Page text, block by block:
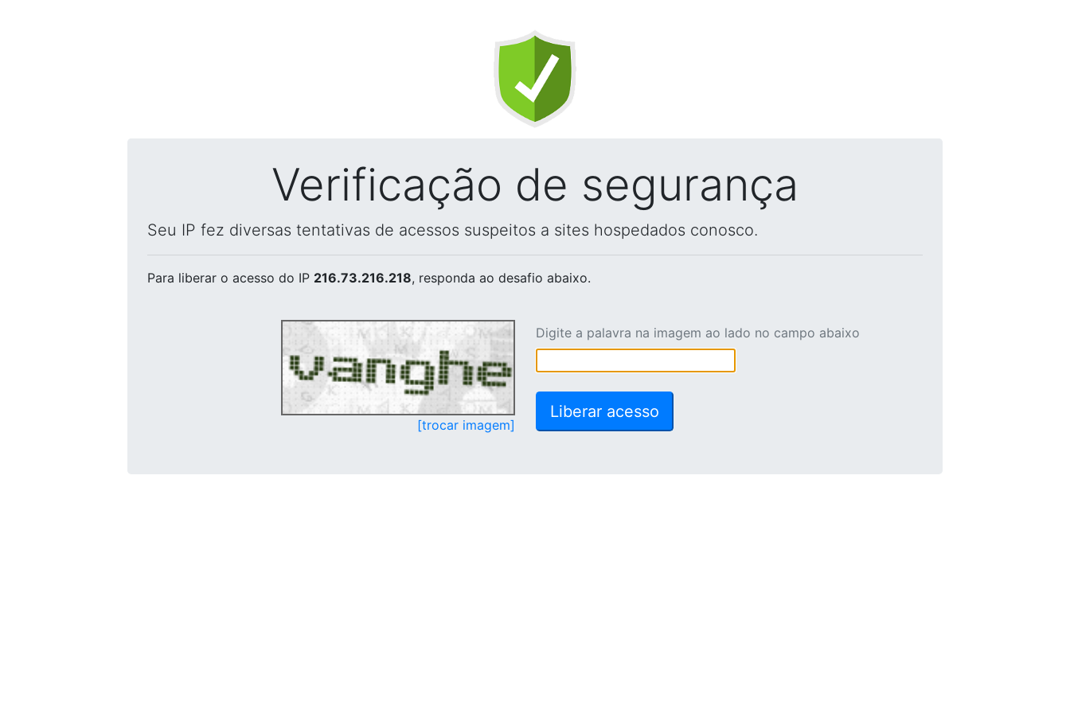
Verificação de segurança
Seu IP fez diversas tentativas de acessos suspeitos a sites hospedados conosco.
Para liberar o acesso do IP 216.73.216.218, responda ao desafio abaixo.
[trocar imagem]
Digite a palavra na imagem ao lado no campo abaixo